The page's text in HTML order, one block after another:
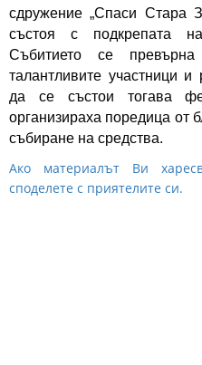
сдружение „Спаси Стара
състоя с подкрепата
Събитието се
талантливите участници и
да се състои тогава
организираха поредица от
събиране на средства.
Ако материалът Ви
споделете с приятелите си.